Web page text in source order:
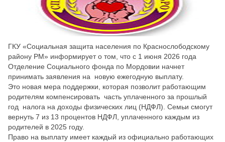
ГКУ «Социальная защита населения по Краснослободскому
району РМ» информирует о том, что с 1 июня 2026 года
Отделение Социального фонда по Мордовии начнет
принимать заявления на новую ежегодную выплату.
Это новая мера поддержки, которая позволит работающим
родителям компенсировать часть уплаченного за прошлый
год налога на доходы физических лиц (НДФЛ). Семьи смогут
вернуть 7 из 13 процентов НДФЛ, уплаченного каждым из
родителей в 2025 году.
Право на выплату имеет каждый из официально работающих